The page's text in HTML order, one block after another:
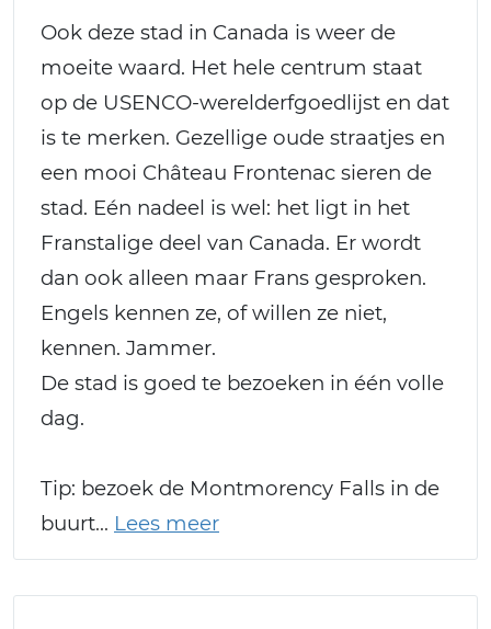
Ook deze stad in Canada is weer de
moeite waard. Het hele centrum staat
op de USENCO-werelderfgoedlijst en dat
is te merken. Gezellige oude straatjes en
een mooi Château Frontenac sieren de
stad. Eén nadeel is wel: het ligt in het
Franstalige deel van Canada. Er wordt
dan ook alleen maar Frans gesproken.
Engels kennen ze, of willen ze niet,
kennen. Jammer.
De stad is goed te bezoeken in één volle
dag.
Tip: bezoek de Montmorency Falls in de
buurt